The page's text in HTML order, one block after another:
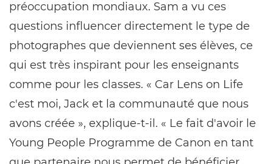
préoccupation mondiaux. Sam a vu ces
questions influencer directement le type de
photographes que deviennent ses élèves, ce
qui est très inspirant pour les enseignants
comme pour les classes. « Car Lens on Life
c'est moi, Jack et la communauté que nous
avons créée », explique-t-il. « Le fait d'avoir le
Young People Programme de Canon en tant